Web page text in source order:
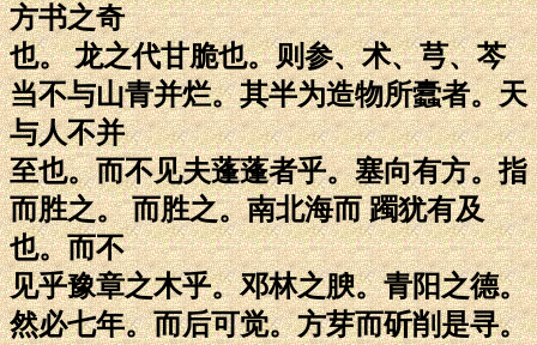
方书之奇
也。 龙之代甘脆也。则参、术、芎、芩
当不与山青并烂。其半为造物所蠹者。天
与人不并
至也。而不见夫蓬蓬者乎。塞向有方。指
而胜之。 而胜之。南北海而 躅犹有及
也。而不
见乎豫章之木乎。邓林之腴。青阳之德。
然必七年。而后可觉。方芽而斫削是寻。